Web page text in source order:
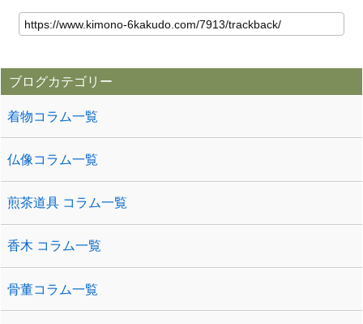
ブログカテゴリー
着物コラム一覧
仏像コラム一覧
煎茶道具 コラム一覧
香木 コラム一覧
骨董コラム一覧